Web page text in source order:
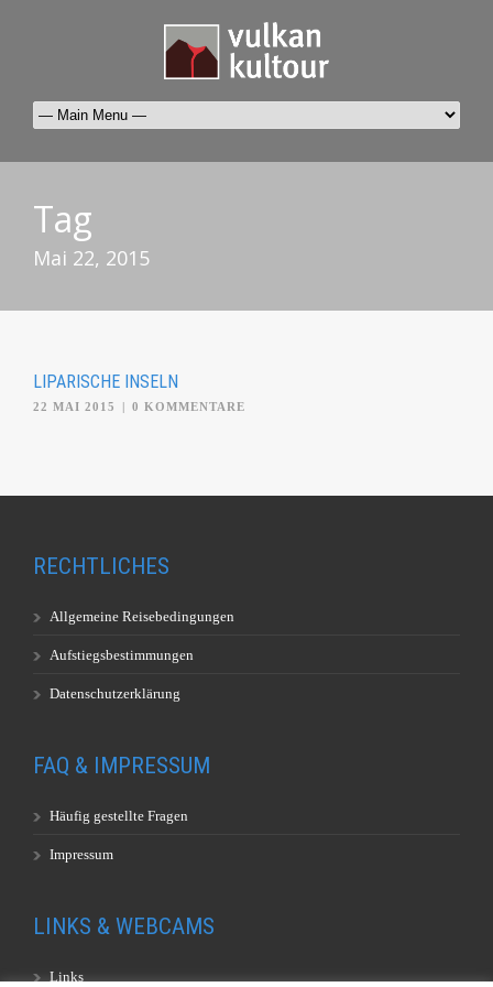
Tag
Mai 22, 2015
LIPARISCHE INSELN
22 MAI 2015 0 KOMMENTARE
RECHTLICHES
Allgemeine Reisebedingungen
Aufstiegsbestimmungen
Datenschutzerklärung
FAQ & IMPRESSUM
Häufig gestellte Fragen
Impressum
LINKS & WEBCAMS
Links